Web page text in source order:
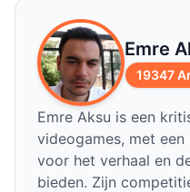
Emre
19347
Emre Aksu is een
videogames, met
voor het verhaal en
bieden. Zijn